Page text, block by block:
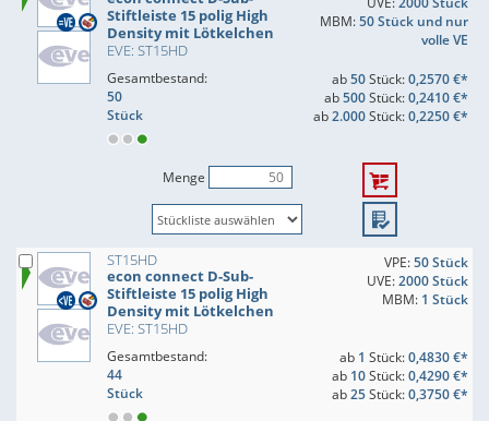
Stiftleiste 15 polig High
Density mit Lötkelchen
EVE: ST15HD
MBM:50 Stück und nur
volle VE
Gesamtbestand:
50
Stück
ab50Stück:0,2570 €*
ab500Stück:0,2410 €*
ab2.000Stück:0,2250 €*
Menge
ST15HD
econ connect D-Sub-
Stiftleiste 15 polig High
Density mit Lötkelchen
EVE: ST15HD
VPE:50 Stück
UVE:2000 Stück
MBM: 1 Stück
Gesamtbestand:
44
Stück
ab 1 Stück:0,4830 €*
ab 10Stück:0,4290 €*
ab25Stück:0,3750 €*